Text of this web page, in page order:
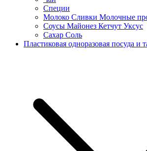
Специи
Молоко Сливки Молочные
Соусы Майонез Кетчут Уксус
Сахар Соль
Пластиковая одноразовая посуда и